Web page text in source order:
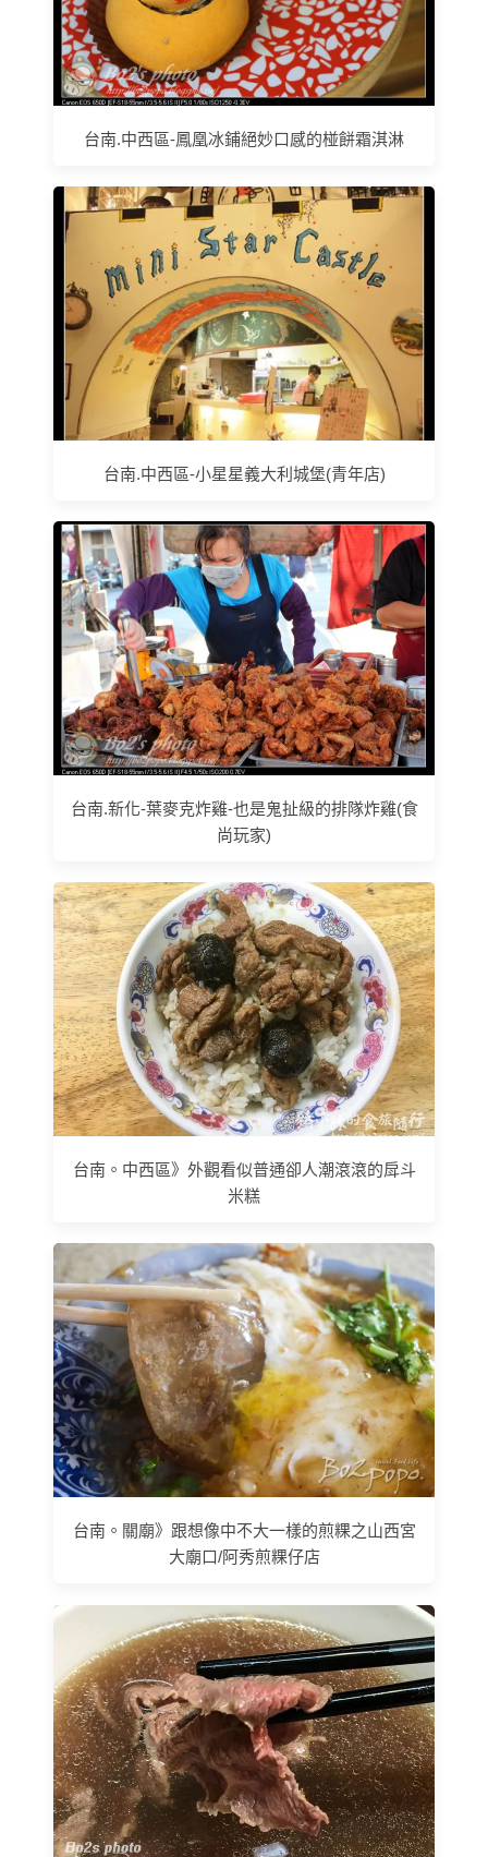
台南.中西區-鳳凰冰鋪絕妙口感的椪餅霜淇淋
台南.中西區-小星星義大利城堡(青年店)
台南.新化-葉麥克炸雞-也是鬼扯級的排隊炸雞(食
尚玩家)
台南。中西區》外觀看似普通卻人潮滾滾的戽斗
米糕
台南。關廟》跟想像中不大一樣的煎粿之山西宮
大廟口/阿秀煎粿仔店